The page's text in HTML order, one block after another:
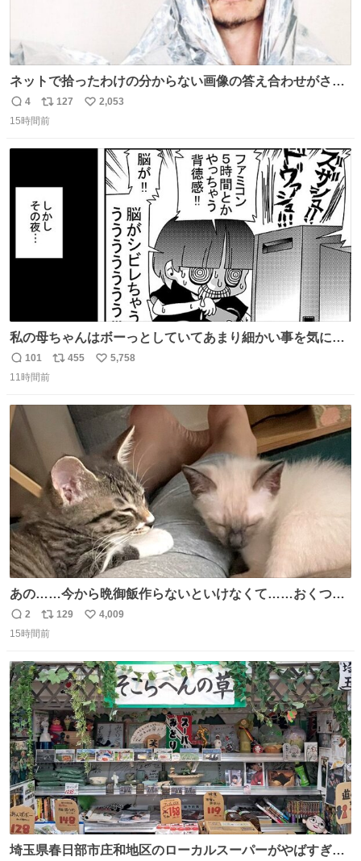
ネットで拾ったわけの分からない画像の答え合わせがされ
ていくw
返
信
4
リ
ポ
127
い
2,053
15時間前
私の母ちゃんはボーっとしていてあまり細かい事を気にし
ません。優秀な人の多い現代の価値観から見ると、あまり
優秀な母親ではないかもしれません。でも、だからこそ、
スします。「優秀」と「良い」は別なんですよね。 1/2
返
信
101
リ
455
い
数
5,758
11時間前
あの……今から晩御飯作らないといけなくて……おくつろ
ぎのところ申し訳ないのですが……あの………😥
返
信
2
リ
ポ
ト
数
129
い
数
4,009
15時間前
埼玉県春日部市庄和地区のローカルスーパーがやばすぎ